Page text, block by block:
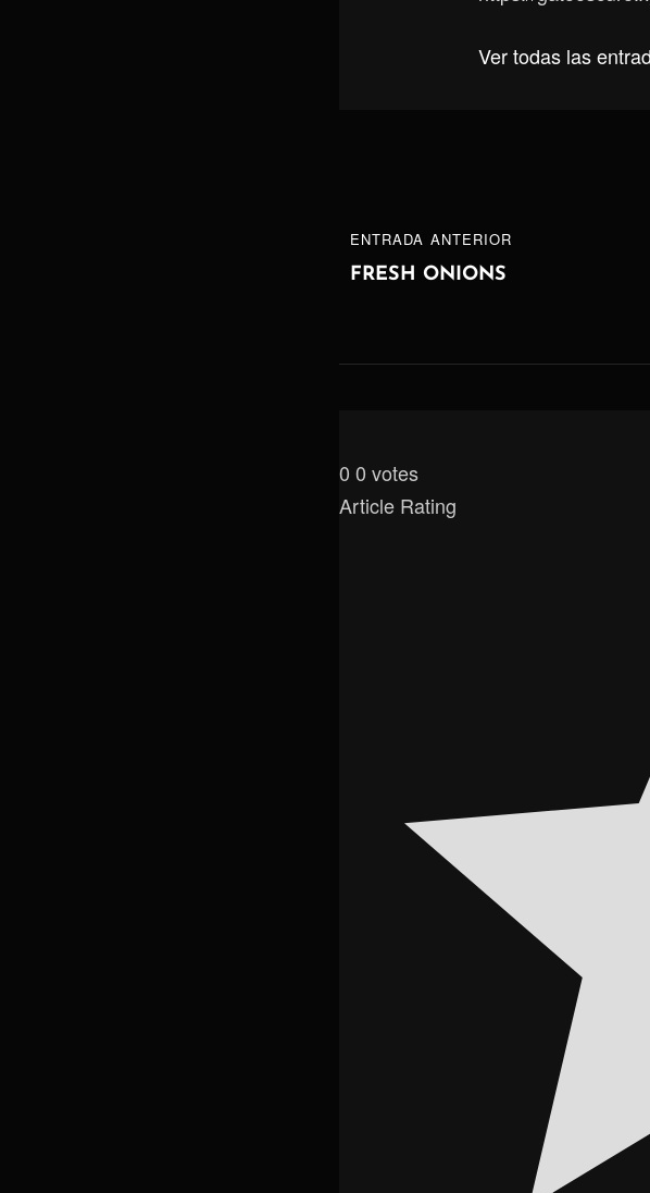
Ver todas las
Navegación
de
ENTRADA
ANTERIOR
ENTRADA ANTERIOR
FRESH ONIONS
0 0 votes
Article Rating